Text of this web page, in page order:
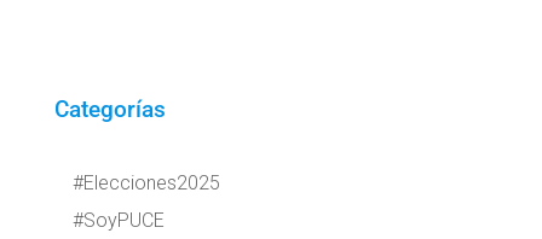
Categorías
#Elecciones2025
#SoyPUCE